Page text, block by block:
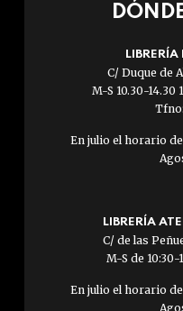
C/ Duque de
M-S 10.30-14.30
En julio el horario
LIBRERÍA
C/ de las
M-S de 10:30-
En julio el horario